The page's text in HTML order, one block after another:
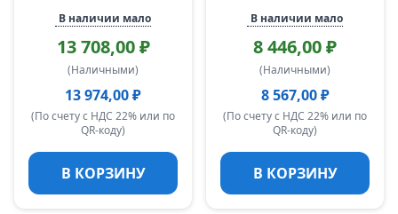
В наличии мало
13 708,00 ₽
(Наличными)
13 974,00 ₽
(По счету с НДС 22% или по
QR-коду)
В КОРЗИНУ
В наличии мало
8 446,00 ₽
(Наличными)
8 567,00 ₽
(По счету с НДС 22% или по
QR-коду)
В КОРЗИНУ